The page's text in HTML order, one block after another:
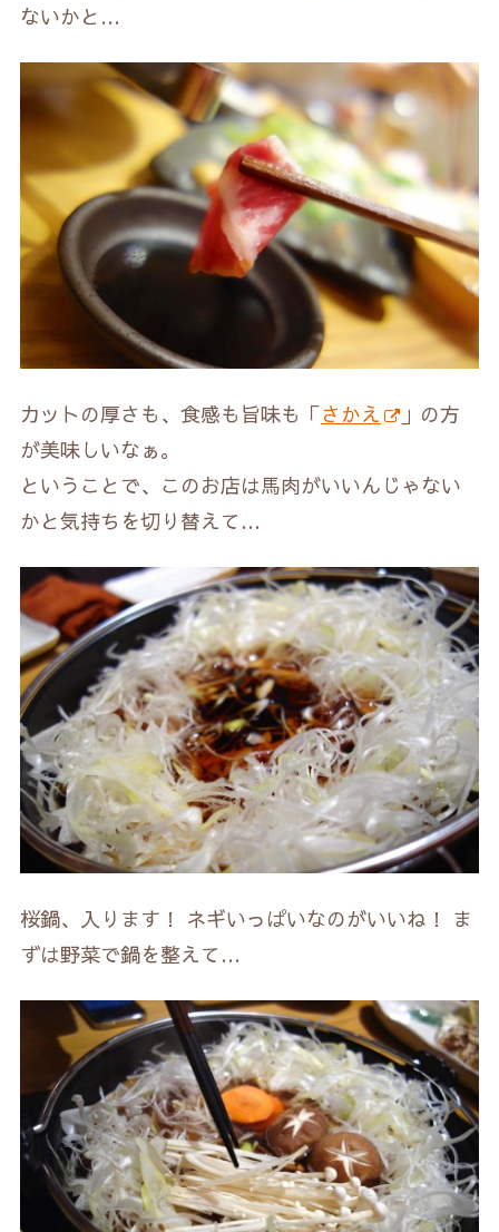
ないかと…
カットの厚さも、食感も旨味も「さかえ
」の方
が美味しいなぁ。
ということで、このお店は馬肉がいいんじゃない
かと気持ちを切り替えて…
桜鍋、入ります！ ネギいっぱいなのがいいね！ ま
ずは野菜で鍋を整えて…